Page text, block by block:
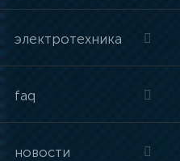
электротехника
faq
новости